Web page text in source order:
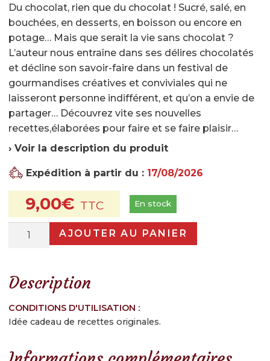
Où trouver La Maison de La Choucroute – LE PIC
?
Le magasin
Notre histoire
Qui sommes-nous ?
Histoire de la choucroute
Recettes et conseils
Nos recettes
Actualités
Contactez-nous
Du chocolat, rien que du chocolat ! Sucré, salé, en
bouchées, en desserts, en boisson ou encore en
potage… Mais que serait la vie sans chocolat ?
L’auteur nous entraîne dans ses délires chocolatés
et décline son savoir-faire dans un festival de
gourmandises créatives et conviviales qui ne
laisseront personne indifférent, et qu’on a envie de
partager… Découvrez vite ses nouvelles
recettes,élaborées pour faire et se faire plaisir…
› Voir la description du produit
Expédition à partir du : 17/08/2026
9,00€ En stock
quantité
Déclinaison
Chocolat
AJOUTER AU PANIER
Description
CONDITIONS D'UTILISATION :
Idée cadeau de recettes originales.